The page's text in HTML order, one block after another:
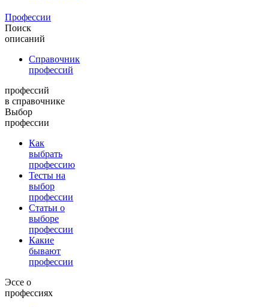
Профессии
Поиск
описаний
Справочник
профессий
профессий
в справочнике
Выбор
профессии
Как
выбрать
профессию
Тесты на
выбор
профессии
Статьи о
выборе
профессии
Какие
бывают
профессии
Эссе о
профессиях